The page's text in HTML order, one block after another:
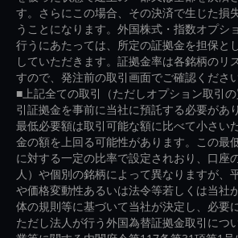
す。さらにこの場合、その決済で生じた損
うことになります。外国株式・指数オプシ
行うにあたっては、所定の証拠金を担保と
していただきます。証拠金率は各銘柄のリ
すので、発注前の取引画面でご確認ください
■上記全ての取引（ただしオプション取引
引証拠金を事前に当社に預託する必要があ
最低必要額は取引可能な額に比べて小さい
金の額を上回る可能性があります。この最
に対する一定の比率で設定されおり、口座
人）や個別の銘柄によって異なりますが、
や価格変動性あるいは法令等若しくは当社
体の規則等に基づいて当社が決定し、必要
ただし法人が行う外国為替証拠金取引につ